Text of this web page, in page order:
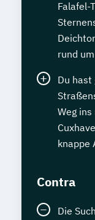
Falafel-
rund
Du hast
Weg
knappe
Contra
Die